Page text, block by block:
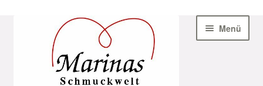
Navigation
Menü